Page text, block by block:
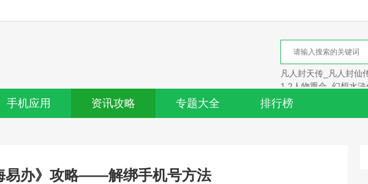
凡人封天传_凡人封仙
1 2人物重合_幻想水浒
手机应用 资讯攻略 专题大全 排行榜
易办》攻略——解绑手机号方法